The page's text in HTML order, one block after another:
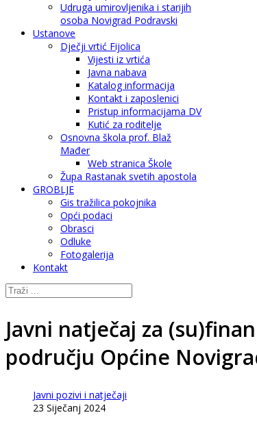
Udruga umirovljenika i starijih
osoba Novigrad Podravski
Ustanove
Dječji vrtić Fijolica
Vijesti iz vrtića
Javna nabava
Katalog informacija
Kontakt i zaposlenici
Pristup informacijama DV
Kutić za roditelje
Osnovna škola prof. Blaž
Mađer
Web stranica Škole
Župa Rastanak svetih apostola
GROBLJE
Gis tražilica pokojnika
Opći podaci
Obrasci
Odluke
Fotogalerija
Kontakt
Javni natječaj za
području Općine
Javni pozivi i natječaji
23 Siječanj 2024